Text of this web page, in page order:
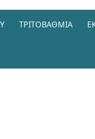
ΤΡΙΤΟΒΆΘΜΙΑ